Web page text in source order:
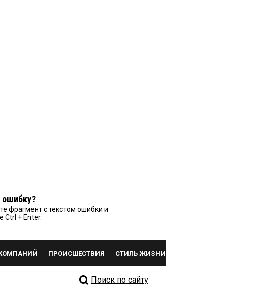
фрагмент с текстом ошибки и
Ctrl + Enter.
ПРОИСШЕСТВИЯ СТИЛЬ ЖИЗНИ
Поиск по сайту